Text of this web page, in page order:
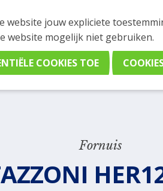
vast oriënteren? Vergelijk
Fornuis
jouw expliciete
website mogelijk niet gebruiken.